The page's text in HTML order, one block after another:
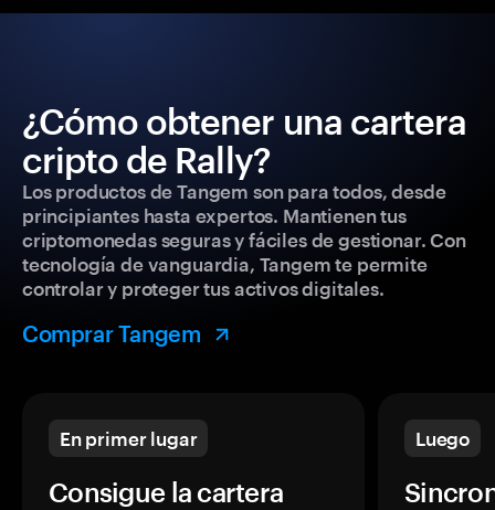
¿Cómo obtener una cartera
cripto de Rally?
Los productos de Tangem son para todos, desde
principiantes hasta expertos. Mantienen tus
criptomonedas seguras y fáciles de gestionar. Con
tecnología de vanguardia, Tangem te permite
controlar y proteger tus activos digitales.
Comprar Tangem
En primer lugar
Consigue la cartera
Luego